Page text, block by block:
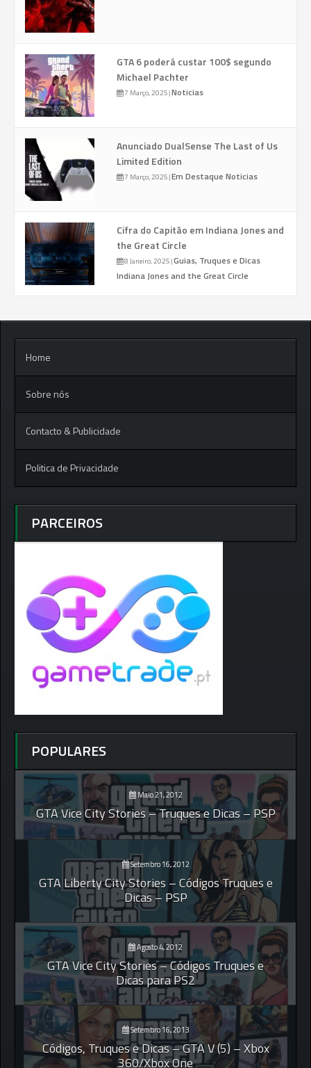
GTA 6 poderá custar 100$ segundo
Michael Pachter
7 Março, 2025|Noticias
Anunciado DualSense The Last of Us
Limited Edition
7 Março, 2025|Em Destaque Noticias
Cifra do Capitão em Indiana Jones and
the Great Circle
8 Janeiro, 2025|Guias, Truques e Dicas
Indiana Jones and the Great Circle
Home
Sobre nós
Contacto & Publicidade
Politica de Privacidade
PARCEIROS
POPULARES
Maio 21, 2012
GTA Vice City Stories – Truques e Dicas – PSP
Setembro 16, 2012
GTA Liberty City Stories – Códigos Truques e
Dicas – PSP
Agosto 4, 2012
GTA Vice City Stories – Códigos Truques e
Dicas para PS2
Setembro 16, 2013
Códigos, Truques e Dicas – GTA V (5) – Xbox
360/Xbox One